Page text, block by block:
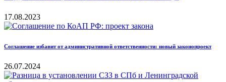
17.08.2023
Соглашение избавит от административной ответственности: новый законопроект
26.07.2024